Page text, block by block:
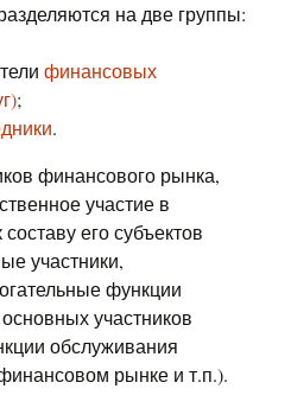
на две группы:
финансовых
;
.
финансового рынка,
участие в
его субъектов
участники,
функции
участников
обслуживания
рынке и т.п.).